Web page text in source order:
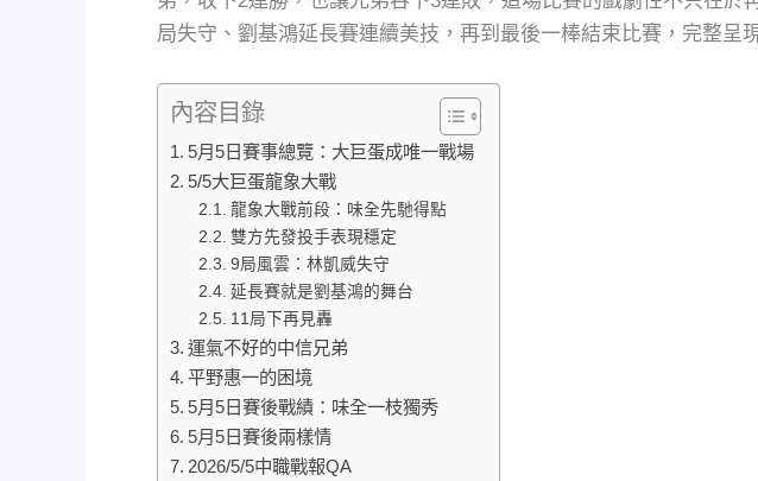
局失守、劉基鴻延長賽連續美技，再到最後一棒結束比賽，完整呈
內容目錄
5月5日賽事總覽：大巨蛋成唯一戰場
5/5大巨蛋龍象大戰
龍象大戰前段：味全先馳得點
雙方先發投手表現穩定
9局風雲：林凱威失守
延長賽就是劉基鴻的舞台
11局下再見轟
運氣不好的中信兄弟
平野惠一的困境
5月5日賽後戰績：味全一枝獨秀
5月5日賽後兩樣情
2026/5/5中職戰報QA